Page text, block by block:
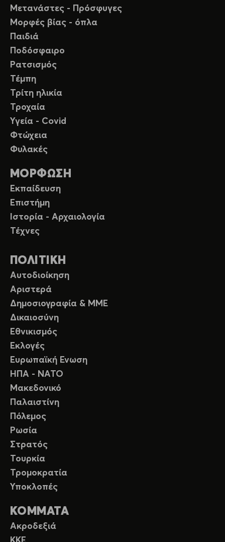
Μετανάστες - Πρόσφυγες
Μορφές βίας - όπλα
Παιδιά
Ποδόσφαιρο
Ρατσισμός
Τέμπη
Τρίτη ηλικία
Τροχαία
Υγεία - Covid
Φτώχεια
Φυλακές
ΜΟΡΦΩΣΗ
Εκπαίδευση
Επιστήμη
Ιστορία - Αρχαιολογία
Τέχνες
ΠΟΛΙΤΙΚΗ
Αυτοδιοίκηση
Αριστερά
Δημοσιογραφία & ΜΜΕ
Δικαιοσύνη
Εθνικισμός
Εκλογές
Ευρωπαϊκή Ενωση
ΗΠΑ - ΝΑΤΟ
Μακεδονικό
Παλαιστίνη
Πόλεμος
Ρωσία
Στρατός
Τουρκία
Τρομοκρατία
Υποκλοπές
ΚΟΜΜΑΤΑ
Ακροδεξιά